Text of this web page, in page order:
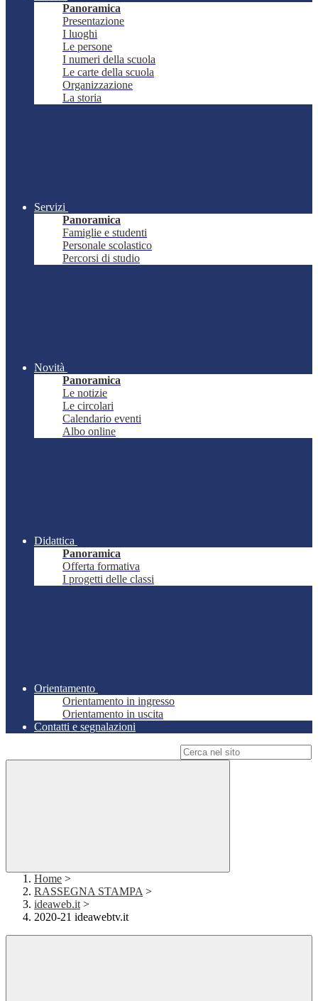
Panoramica
Presentazione
I luoghi
Le persone
I numeri della scuola
Le carte della scuola
Organizzazione
La storia
Servizi
Panoramica
Famiglie e studenti
Personale scolastico
Percorsi di studio
Novità
Panoramica
Le notizie
Le circolari
Calendario eventi
Albo online
Didattica
Panoramica
Offerta formativa
I progetti delle classi
Orientamento
Orientamento in ingresso
Orientamento in uscita
Contatti e segnalazioni
Home >
RASSEGNA STAMPA >
ideaweb.it >
2020-21 ideawebtv.it